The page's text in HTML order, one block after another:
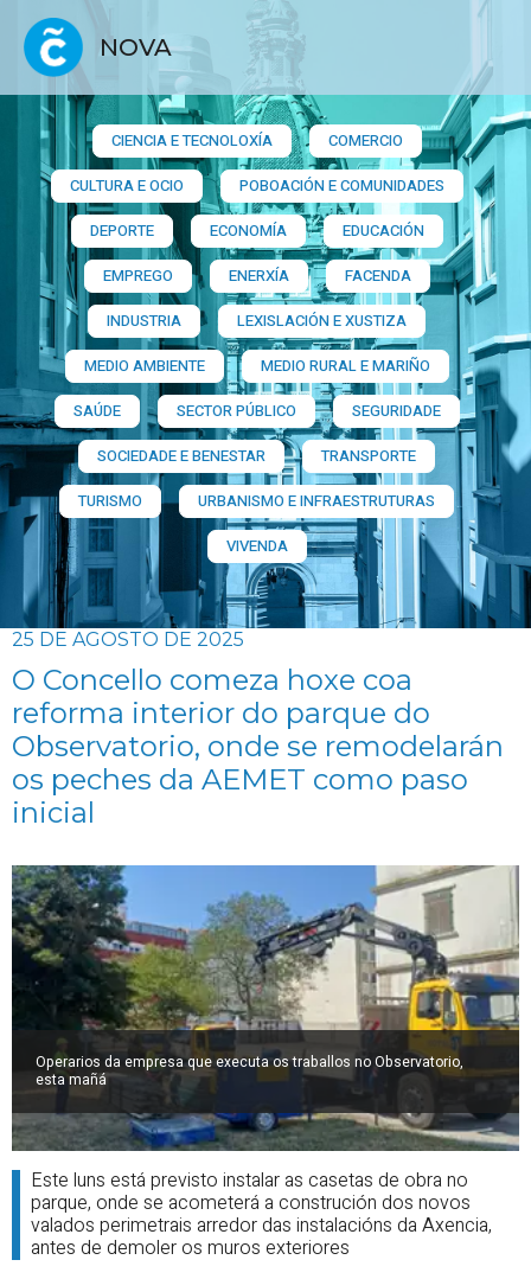
NOVA
CIENCIA E TECNOLOXÍA
COMERCIO
CULTURA E OCIO
POBOACIÓN E COMUNIDADES
DEPORTE
ECONOMÍA
EDUCACIÓN
EMPREGO
ENERXÍA
FACENDA
INDUSTRIA
LEXISLACIÓN E XUSTIZA
MEDIO AMBIENTE
MEDIO RURAL E MARIÑO
SAÚDE
SECTOR PÚBLICO
SEGURIDADE
SOCIEDADE E BENESTAR
TRANSPORTE
TURISMO
URBANISMO E INFRAESTRUTURAS
VIVENDA
25 DE AGOSTO DE 2025
O Concello comeza hoxe coa
reforma interior do parque do
Observatorio, onde se remodelarán
os peches da AEMET como paso
inicial
Operarios da empresa que executa os traballos no Observatorio,
esta mañá
Este luns está previsto instalar as casetas de obra no
parque, onde se acometerá a construción dos novos
valados perimetrais arredor das instalacións da Axencia,
antes de demoler os muros exteriores